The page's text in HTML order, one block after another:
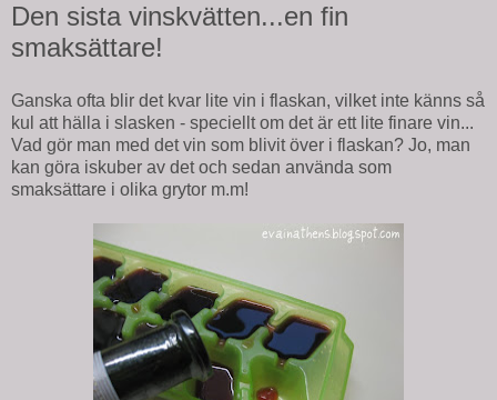
Den sista vinskvätten...en fin
smaksättare!
Ganska ofta blir det kvar lite vin i flaskan, vilket inte känns så
kul att hälla i slasken - speciellt om det är ett lite finare vin...
Vad gör man med det vin som blivit över i flaskan? Jo, man
kan göra iskuber av det och sedan använda som
smaksättare i olika grytor m.m!